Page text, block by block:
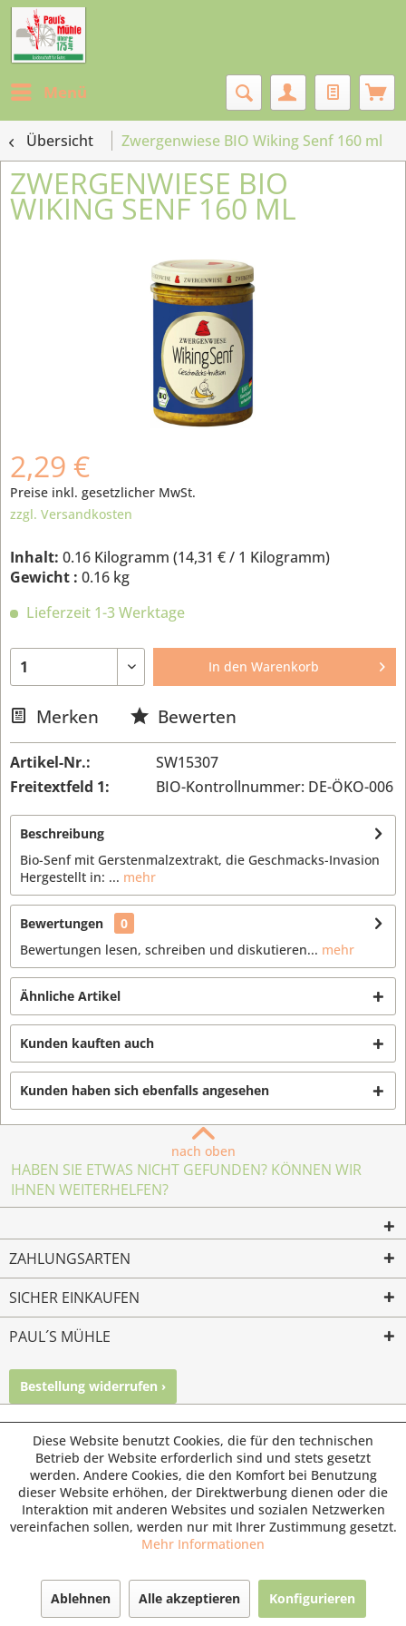
Menü
Übersicht Zwergenwiese BIO Wiking Senf 160 ml
ZWERGENWIESE BIO
WIKING SENF 160 ML
2,29 €
Preise inkl. gesetzlicher MwSt.
zzgl. Versandkosten
Inhalt: 0.16 Kilogramm (14,31 €/ 1 Kilogramm)
Gewicht : 0.16 kg
Lieferzeit 1-3 Werktage
In den Warenkorb
Merken Bewerten
Artikel-Nr.:
SW15307
Freitextfeld 1:
BIO-Kontrollnummer: DE-ÖKO-006
Beschreibung
Bio-Senf mit Gerstenmalzextrakt, die Geschmacks-Invasion
Hergestellt in: ... mehr
Bewertungen
0
Bewertungen lesen, schreiben und diskutieren... mehr
Ähnliche Artikel
Kunden kauften auch
Kunden haben sich ebenfalls angesehen
nach oben
HABEN SIE ETWAS NICHT GEFUNDEN? KÖNNEN WIR
IHNEN WEITERHELFEN?
ZAHLUNGSARTEN
SICHER EINKAUFEN
PAUL´S MÜHLE
Bestellung widerrufen ›
© Paul's Mühle | Inhaber: Christof Paul e.K. | Westring 2 |
45659 Recklinghausen
Fax: 02361 -28831 | E-Mail: info@pauls-muehle.de
Diese Website benutzt Cookies, die für den technischen
Betrieb der Website erforderlich sind und stets gesetzt
werden. Andere Cookies, die den Komfort bei Benutzung
dieser Website erhöhen, der Direktwerbung dienen oder die
Interaktion mit anderen Websites und sozialen Netzwerken
vereinfachen sollen, werden nur mit Ihrer Zustimmung gesetzt.
Mehr Informationen
Ablehnen Alle akzeptieren Konfigurieren